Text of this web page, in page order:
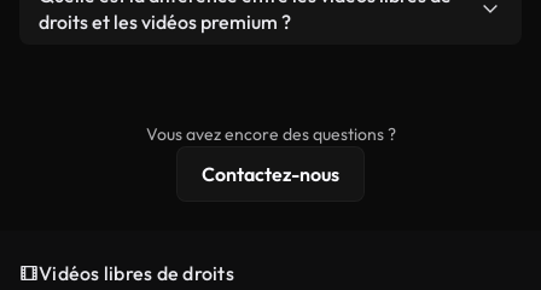
prêtes à l'emploi.
remixer nos vidéos. Assurez-vous simplement que
droits et les vidéos premium ?
résolution 4K et des protections de licence
Vous avez encore des questions ?
Contactez-nous
Vidéos libres de droits